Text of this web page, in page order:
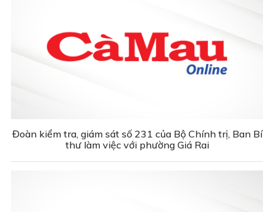
Đoàn kiểm tra, giám sát số 231 của Bộ Chính trị, Ban Bí
thư làm việc với phường Giá Rai